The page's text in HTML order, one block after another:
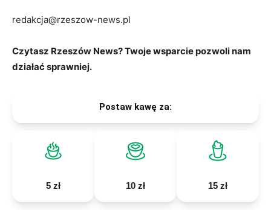
redakcja@rzeszow-news.pl
Czytasz Rzeszów News? Twoje wsparcie pozwoli nam
działać sprawniej.
Postaw kawę za:
5 zł 10 zł 15 zł